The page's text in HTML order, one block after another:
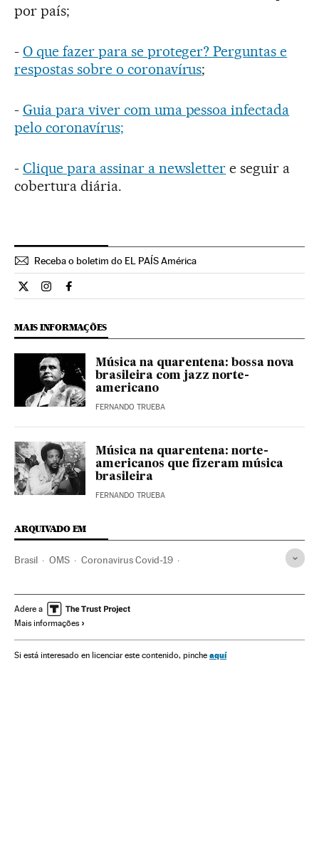
por país;
- O que fazer para se proteger? Perguntas e
respostas sobre o coronavírus;
- Guia para viver com uma pessoa infectada
pelo coronavírus;
- Clique para assinar a newsletter e seguir a
cobertura diária.
Receba o boletim do EL PAÍS América
Cultura El País Brasil en Twitter
Cultura El País Brasil en Instagram
Cultura El País Brasil en Facebook
MAIS INFORMAÇÕES
Música na quarentena: bossa nova
brasileira com jazz norte-
americano
FERNANDO TRUEBA
Música na quarentena: norte-
americanos que fizeram música
brasileira
FERNANDO TRUEBA
ARQUIVADO EM
Brasil OMS Coronavirus Covid-19
Doenças infecciosas Doenças respiratórias
Ministério Saúde
Música
Adere a
Mais informações
Si está interesado en licenciar este contenido, pinche aquí